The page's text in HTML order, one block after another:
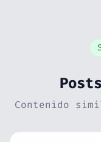
Contenido